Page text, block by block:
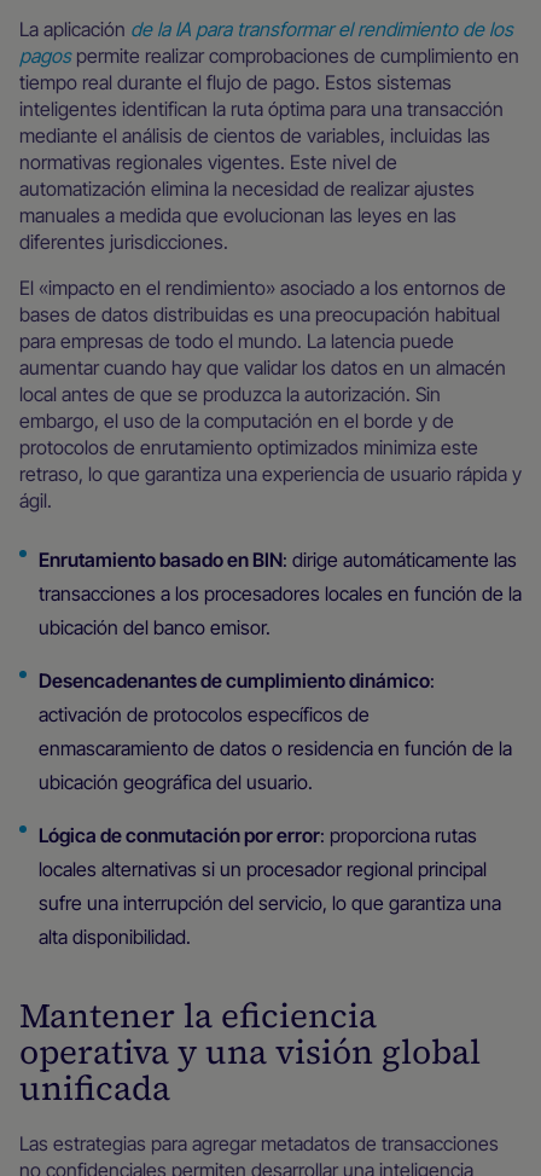
La aplicación de la IA para transformar el rendimiento de los
pagospermite realizar comprobaciones de cumplimiento en
tiempo real durante el flujo de pago. Estos sistemas
inteligentes identifican la ruta óptima para una transacción
mediante el análisis de cientos de variables, incluidas las
normativas regionales vigentes. Este nivel de
automatización elimina la necesidad de realizar ajustes
manuales a medida que evolucionan las leyes en las
diferentes jurisdicciones.
El «impacto en el rendimiento» asociado a los entornos de
bases de datos distribuidas es una preocupación habitual
para empresas de todo el mundo. La latencia puede
aumentar cuando hay que validar los datos en un almacén
local antes de que se produzca la autorización. Sin
embargo, el uso de la computación en el borde y de
protocolos de enrutamiento optimizados minimiza este
retraso, lo que garantiza una experiencia de usuario rápida y
ágil.
Enrutamiento basado en BIN: dirige automáticamente las
transacciones a los procesadores locales en función de la
ubicación del banco emisor.
Desencadenantes de cumplimiento dinámico:
activación de protocolos específicos de
enmascaramiento de datos o residencia en función de la
ubicación geográfica del usuario.
Lógica de conmutación por error: proporciona rutas
locales alternativas si un procesador regional principal
sufre una interrupción del servicio, lo que garantiza una
alta disponibilidad.
Mantener la eficiencia
operativa y una visión global
unificada
Las estrategias para agregar metadatos de transacciones
no confidenciales permiten desarrollar una inteligencia